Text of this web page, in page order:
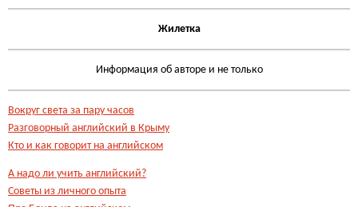
Жилетка
Информация об авторе и не только
Вокруг света за пару часов
Разговорный английский в Крыму
Кто и как говорит на английском
А надо ли учить английский?
Советы из личного опыта